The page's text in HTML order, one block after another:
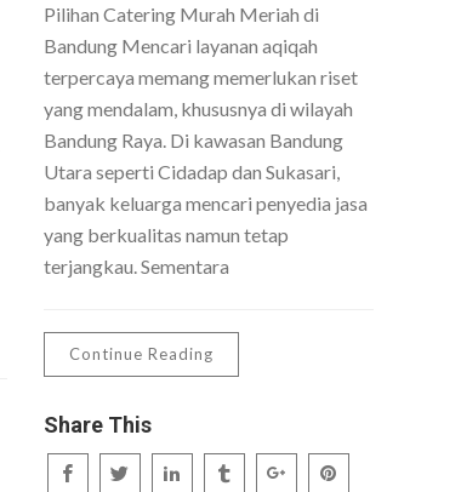
Pilihan Catering Murah Meriah di
Bandung Mencari layanan aqiqah
terpercaya memang memerlukan riset
yang mendalam, khususnya di wilayah
Bandung Raya. Di kawasan Bandung
Utara seperti Cidadap dan Sukasari,
banyak keluarga mencari penyedia jasa
yang berkualitas namun tetap
terjangkau. Sementara
Continue Reading
Share This